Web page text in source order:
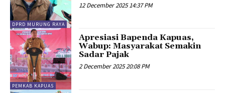
DPRD MURUNG RAYA
12 December 2025 14:37 PM
PEMKAB KAPUAS
Apresiasi Bapenda Kapuas,
Wabup: Masyarakat Semakin
Sadar Pajak
2 December 2025 20:08 PM